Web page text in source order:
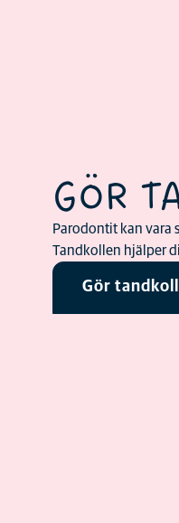
GÖR
Parodontit kan vara
Tandkollen hjälper
Gör